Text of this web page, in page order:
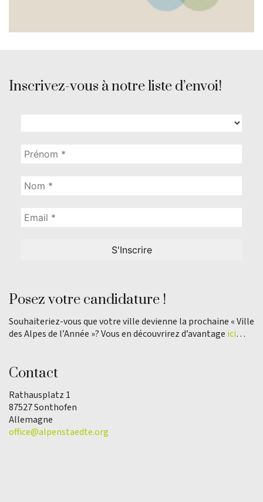
Inscrivez-vous à notre liste d’envoi!
Posez votre candidature !
Souhaiteriez-vous que votre ville devienne la prochaine « Ville
des Alpes de l’Année »? Vous en découvrirez d’avantage ici…
Contact
Rathausplatz 1
87527 Sonthofen
Allemagne
office@alpenstaedte.org